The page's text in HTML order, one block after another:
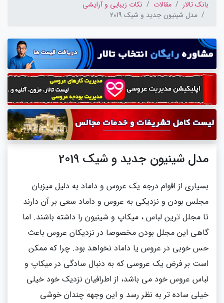
بانک تالار مقالات
نکات زیبایی و آرایشی
مدل شینیون جدید و شیک 2019
مدل شینیون جدید و شیک 2019
بسیاری از اقوام درجه یک عروس و داماد به دلیل میزبان
مجلس بودن و نزدیکی به عروس و داماد سعی بر آن دارند
تا مجلل ترین لباس ، میکاپ و شینیون را داشته باشند. اما
گاهی این مجلل بودن مخصوصا در نزدیکان عروس باعث
حس خوبی در عروس یا داماد نخواهد بود. چرا که ممکن
است بر فرض یک عروسی که به دنبال سادگی در میکاپ و
لباس عروس خود می باشد، از اطرافیان نزدیک خود خیلی
خیلی ساده تر به نظر رسد و این وجهه چندان خوشی